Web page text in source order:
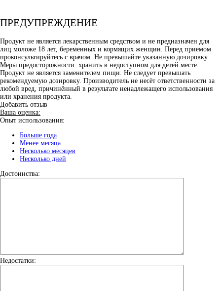
ПРЕДУПРЕЖДЕНИЕ
Продукт не является лекарственным средством и не предназначен для
лиц моложе 18 лет, беременных и кормящих женщин. Перед приемом
проконсультируйтесь с врачом. Не превышайте указанную дозировку.
Меры предосторожности: хранить в недоступном для детей месте.
Продукт не является заменителем пищи. Не следует превышать
рекомендуемую дозировку. Производитель не несёт ответственности за
любой вред, причинённый в результате ненадлежащего использования
или хранения продукта.
Добавить отзыв
Ваша оценка:
Опыт использования:
Больше года
Менее месяца
Несколько месяцев
Несколько дней
Достоинства:
Недостатки: